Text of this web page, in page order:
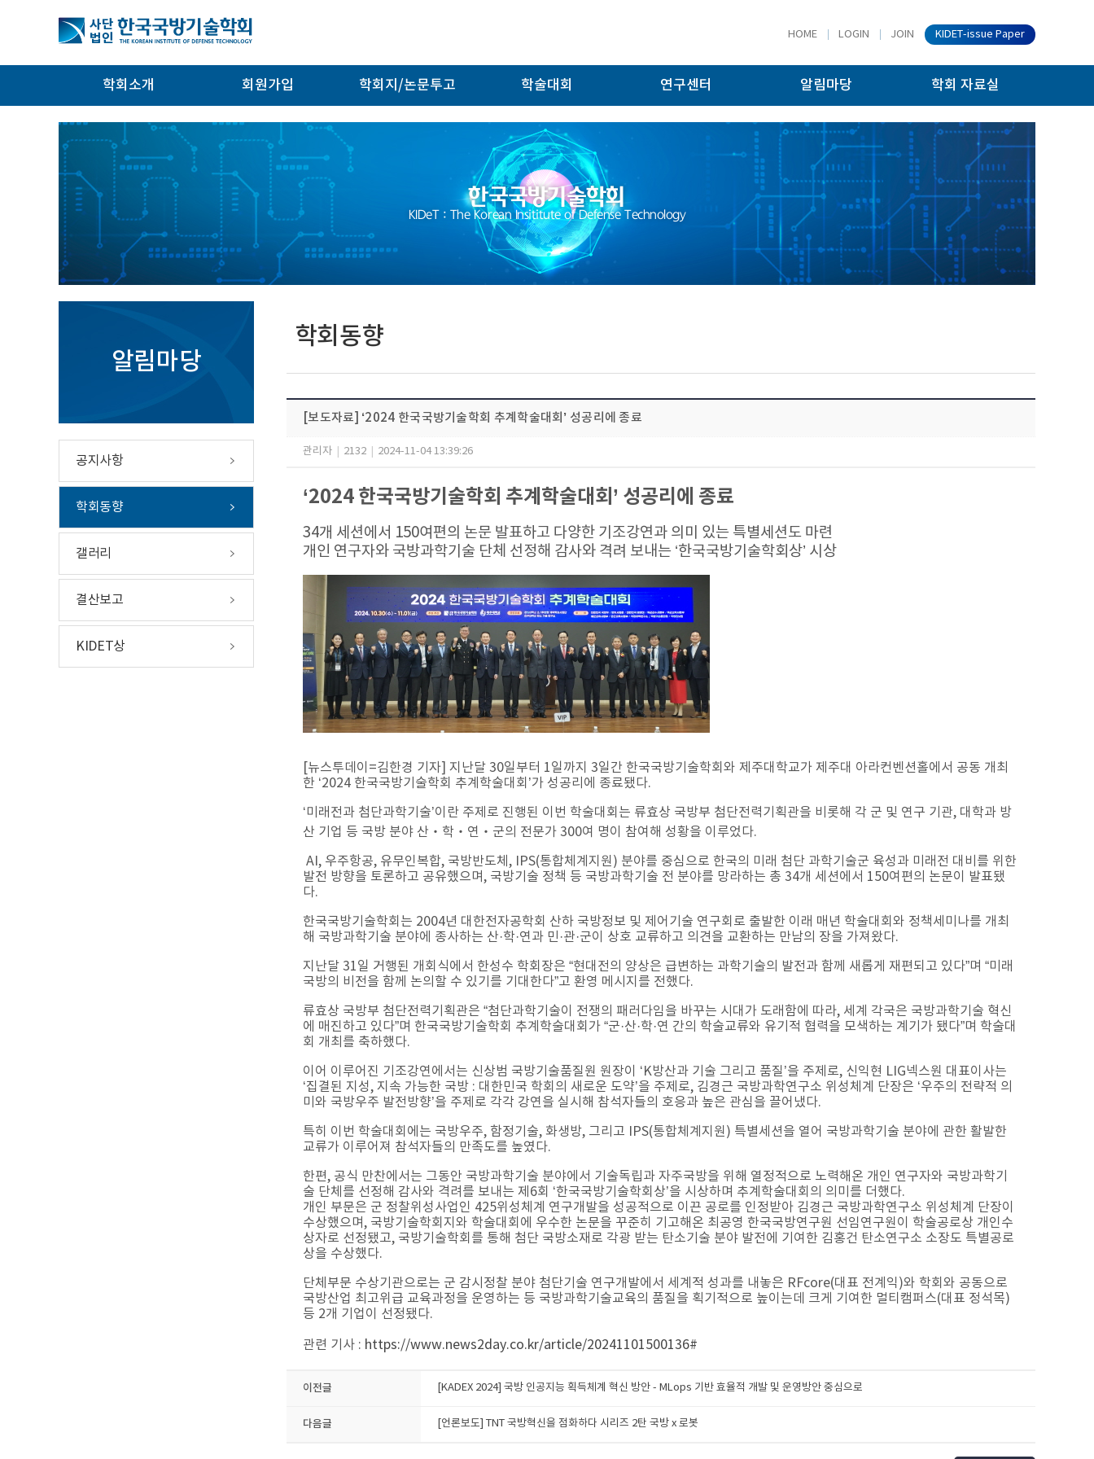
HOME LOGIN JOIN KIDET-issue Paper
학회소개 회원가입 학회지/논문투고 학술대회 연구센터 알림마당 학회 자료실
한국국방기술학회
KIDeT : The Korean Insititute of Defense Technology
알림마당
공지사항
학회동향
갤러리
결산보고
KIDET상
학회동향
[보도자료] ‘2024 한국국방기술학회 추계학술대회’ 성공리에 종료
관리자 2132 2024-11-04 13:39:26
‘2024 한국국방기술학회 추계학술대회’ 성공리에 종료
34개 세션에서 150여편의 논문 발표하고 다양한 기조강연과 의미 있는 특별세션도 마련
개인 연구자와 국방과학기술 단체 선정해 감사와 격려 보내는 ‘한국국방기술학회상’ 시상​
[뉴스투데이=김한경 기자] 지난달 30일부터 1일까지 3일간 한국국방기술학회와 제주대학교가 제주대 아라컨벤션홀에서 공동 개최
한 ‘2024 한국국방기술학회 추계학술대회’가 성공리에 종료됐다.
‘미래전과 첨단과학기술’이란 주제로 진행된 이번 학술대회는 류효상 국방부 첨단전력기획관을 비롯해 각 군 및 연구 기관, 대학과 방
산 기업 등 국방 분야 산‧학‧연‧군의 전문가 300여 명이 참여해 성황을 이루었다.
AI, 우주항공, 유무인복합, 국방반도체, IPS(통합체계지원) 분야를 중심으로 한국의 미래 첨단 과학기술군 육성과 미래전 대비를 위한
발전 방향을 토론하고 공유했으며, 국방기술 정책 등 국방과학기술 전 분야를 망라하는 총 34개 세션에서 150여편의 논문이 발표됐
다.
한국국방기술학회는 2004년 대한전자공학회 산하 국방정보 및 제어기술 연구회로 출발한 이래 매년 학술대회와 정책세미나를 개최
해 국방과학기술 분야에 종사하는 산·학·연과 민·관·군이 상호 교류하고 의견을 교환하는 만남의 장을 가져왔다.
지난달 31일 거행된 개회식에서 한성수 학회장은 “현대전의 양상은 급변하는 과학기술의 발전과 함께 새롭게 재편되고 있다”며 “미래
국방의 비전을 함께 논의할 수 있기를 기대한다”고 환영 메시지를 전했다.
류효상 국방부 첨단전력기획관은 “첨단과학기술이 전쟁의 패러다임을 바꾸는 시대가 도래함에 따라, 세계 각국은 국방과학기술 혁신
에 매진하고 있다”며 한국국방기술학회 추계학술대회가 “군·산·학·연 간의 학술교류와 유기적 협력을 모색하는 계기가 됐다”며 학술대
회 개최를 축하했다.
이어 이루어진 기조강연에서는 신상범 국방기술품질원 원장이 ‘K방산과 기술 그리고 품질’을 주제로, 신익현 LIG넥스원 대표이사는
‘집결된 지성, 지속 가능한 국방 : 대한민국 학회의 새로운 도약’을 주제로, 김경근 국방과학연구소 위성체계 단장은 ‘우주의 전략적 의
미와 국방우주 발전방향’을 주제로 각각 강연을 실시해 참석자들의 호응과 높은 관심을 끌어냈다.
특히 이번 학술대회에는 국방우주, 함정기술, 화생방, 그리고 IPS(통합체계지원) 특별세션을 열어 국방과학기술 분야에 관한 활발한
교류가 이루어져 참석자들의 만족도를 높였다.
한편, 공식 만찬에서는 그동안 국방과학기술 분야에서 기술독립과 자주국방을 위해 열정적으로 노력해온 개인 연구자와 국방과학기
술 단체를 선정해 감사와 격려를 보내는 제6회 ‘한국국방기술학회상’을 시상하며 추계학술대회의 의미를 더했다.
개인 부문은 군 정찰위성사업인 425위성체계 연구개발을 성공적으로 이끈 공로를 인정받아 김경근 국방과학연구소 위성체계 단장이
수상했으며, 국방기술학회지와 학술대회에 우수한 논문을 꾸준히 기고해온 최공영 한국국방연구원 선임연구원이 학술공로상 개인수
상자로 선정됐고, 국방기술학회를 통해 첨단 국방소재로 각광 받는 탄소기술 분야 발전에 기여한 김홍건 탄소연구소 소장도 특별공로
상을 수상했다.
단체부문 수상기관으로는 군 감시정찰 분야 첨단기술 연구개발에서 세계적 성과를 내놓은 RFcore(대표 전계익)와 학회와 공동으로
국방산업 최고위급 교육과정을 운영하는 등 국방과학기술교육의 품질을 획기적으로 높이는데 크게 기여한 멀티캠퍼스(대표 정석목)
등 2개 기업이 선정됐다.​
관련 기사 : https://www.news2day.co.kr/article/20241101500136#
이전글 [KADEX 2024] 국방 인공지능 획득체계 혁신 방안 - MLops 기반 효율적 개발 및 운영방안 중심으로
다음글 [언론보도] TNT 국방혁신을 점화하다 시리즈 2탄 국방 x 로봇